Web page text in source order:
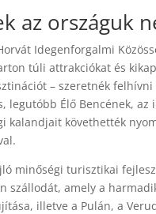
az országuk
Idegenforgalmi
túli attrakciókat és
– szeretnék
legutóbb Élő Bencének, az
kalandjait követhették
minőségi turisztikai
szállodát, amely a
illetve a Pulán, a